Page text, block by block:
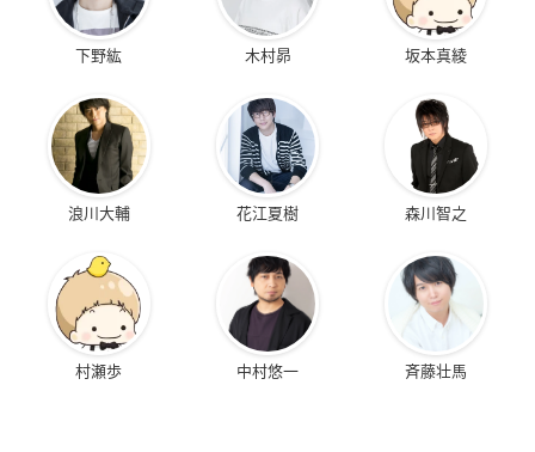
下野紘 木村昴 坂本真綾
浪川大輔 花江夏樹 森川智之
村瀬歩 中村悠一 斉藤壮馬